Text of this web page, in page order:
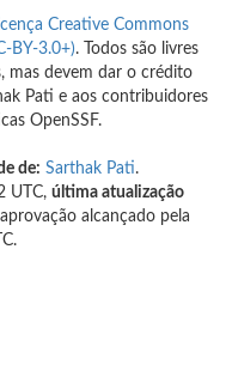
Creative Commons
BY-3.0+). Todos são livres
mas devem dar o crédito
Pati e aos contribuidores
OpenSSF.
de: Sarthak Pati.
UTC, última atualização
alcançado pela